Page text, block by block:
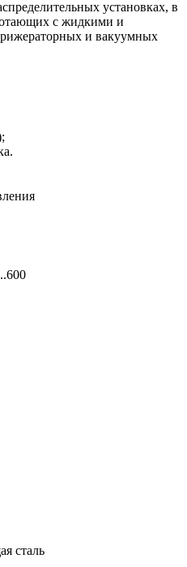
установках, в
с жидкими и
и вакуумных
сталь